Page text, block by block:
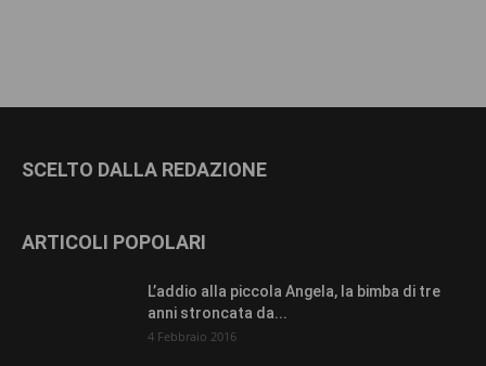
SCELTO DALLA REDAZIONE
ARTICOLI POPOLARI
L’addio alla piccola Angela, la bimba di tre
anni stroncata da...
4 Febbraio 2016